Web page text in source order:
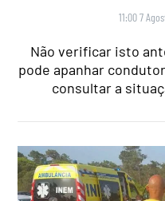
11:00 7
Não verificar isto
pode apanhar
consultar a